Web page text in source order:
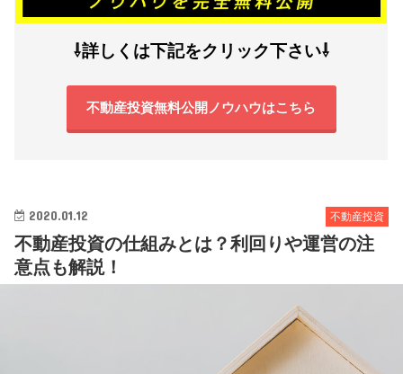
⇩詳しくは下記をクリック下さい⇩
不動産投資無料公開ノウハウはこちら
不動産投資
2020.01.12
不動産投資の仕組みとは？利回りや運営の注
意点も解説！